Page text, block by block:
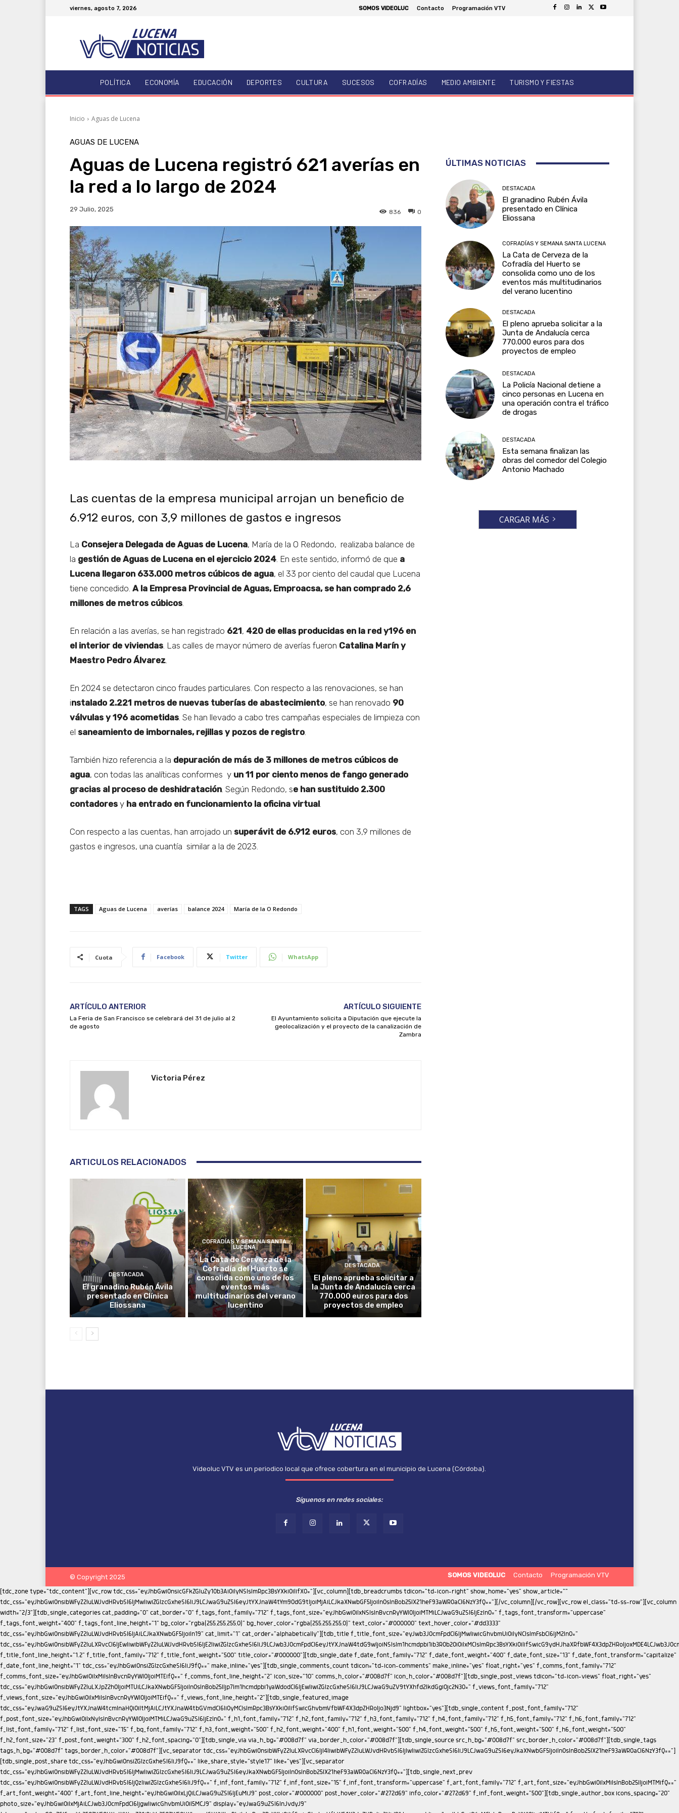
viernes, agosto 7, 2026 SOMOS VIDEOLUC Contacto Programación VTV
POLÍTICA ECONOMÍA EDUCACIÓN DEPORTES CULTURA SUCESOS COFRADÍAS MEDIO AMBIENTE TURISMO Y FIESTAS
Inicio Aguas de Lucena
AGUAS DE LUCENA
Aguas de Lucena registró 621 averías en
la red a lo largo de 2024
29 Julio, 2025 0
836
Las cuentas de la empresa municipal arrojan un beneficio de
6.912 euros, con 3,9 millones de gastos e ingresos
La Consejera Delegada de Aguas de Lucena, María de la O Redondo, realizaba balance de
la gestión de Aguas de Lucena en el ejercicio 2024 . En este sentido, informó de que a
Lucena llegaron 633.000 metros cúbicos de agua, el 33 por ciento del caudal que Lucena
tiene concedido. A la Empresa Provincial de Aguas, Emproacsa, se han comprado 2,6
millones de metros cúbicos
En relación a las averías, se han registrado 621, 420 de ellas producidas en la red y196 en
el interior de viviendas . Las calles de mayor número de averías fueron Catalina Marín y
Maestro Pedro Álvarez
En 2024 se detectaron cinco fraudes particulares. Con respecto a las renovaciones, se han
instalado 2.221 metros de nuevas tuberías de abastecimiento, se han renovado 90
válvulas y 196 acometidas . Se han llevado a cabo tres campañas especiales de limpieza con
el saneamiento de imbornales, rejillas y pozos de registro
También hizo referencia a la depuración de más de 3 millones de metros cúbicos de
agua, con todas las analíticas conformes y un 11 por ciento menos de fango generado
gracias al proceso de deshidratación . Según Redondo, se han sustituido 2.300
contadores y ha entrado en funcionamiento la oficina virtual
Con respecto a las cuentas, han arrojado un superávit de 6.912 euros, con 3,9 millones de
gastos e ingresos, una cuantía similar a la de 2023.
TAGS Aguas de Lucena averías balance 2024 María de la O Redondo
Cuota Facebook Twitter WhatsApp
ARTÍCULO ANTERIOR
La Feria de San Francisco se celebrará del 31 de julio al 2
de agosto
ARTÍCULO SIGUIENTE
El Ayuntamiento solicita a Diputación que ejecute la
geolocalización y el proyecto de la canalización de
Zambra
Victoria Pérez
ARTICULOS RELACIONADOS
DESTACADA
El granadino Rubén Ávila
presentado en Clínica
Eliossana
COFRADÍAS Y SEMANA SANTA
LUCENA
La Cata de Cerveza de la
Cofradía del Huerto se
consolida como uno de los
eventos más
multitudinarios del verano
lucentino
DESTACADA
El pleno aprueba solicitar a
la Junta de Andalucía cerca
770.000 euros para dos
proyectos de empleo
ÚLTIMAS NOTICIAS
DESTACADA
El granadino Rubén Ávila
presentado en Clínica
Eliossana
COFRADÍAS Y SEMANA SANTA LUCENA
La Cata de Cerveza de la
Cofradía del Huerto se
consolida como uno de los
eventos más multitudinarios
del verano lucentino
DESTACADA
El pleno aprueba solicitar a la
Junta de Andalucía cerca
770.000 euros para dos
proyectos de empleo
DESTACADA
La Policía Nacional detiene a
cinco personas en Lucena en
una operación contra el tráfico
de drogas
DESTACADA
Esta semana finalizan las
obras del comedor del Colegio
Antonio Machado
CARGAR MÁS
Videoluc VTV es un periodico local que ofrece cobertura en el municipio de Lucena (Córdoba).
Síguenos en redes sociales:
© Copyright 2025 SOMOS VIDEOLUC Contacto Programación VTV
[tdc_zone type="tdc_content"][vc_row tdc_css="eyJhbGwiOnsicGFkZGluZy10b3AiOiIyNSIsImRpc3BsYXkiOiIifX0="][vc_column][tdb_breadcrumbs tdicon="td-icon-right" show_home="yes" show_article="" tdc_css="eyJhbGwiOnsibWFyZ2luLWJvdHRvbSI6IjMwIiwiZGlzcGxheSI6IiJ9LCJwaG9uZSI6eyJtYXJnaW4tYm90dG9tIjoiMjAiLCJkaXNwbGF5IjoiIn0sInBob25lX21heF93aWR0aCI6NzY3fQ=="][/vc_column][/vc_row][vc_row el_class="td-ss-row"][vc_column width="2/3"][tdb_single_categories cat_padding="0" cat_border="0" f_tags_font_family="712" f_tags_font_size="eyJhbGwiOiIxNSIsInBvcnRyYWl0IjoiMTMiLCJwaG9uZSI6IjEzIn0=" f_tags_font_transform="uppercase" f_tags_font_weight="400" f_tags_font_line_height="1" bg_color="rgba(255,255,255,0)" bg_hover_color="rgba(255,255,255,0)" text_color="#000000" text_hover_color="#dd3333" tdc_css="eyJhbGwiOnsibWFyZ2luLWJvdHRvbSI6IjAiLCJkaXNwbGF5IjoiIn19" cat_limit="1" cat_order="alphabetically"][tdb_title f_title_font_size="eyJwb3J0cmFpdCI6IjMwIiwicGhvbmUiOiIyNCIsImFsbCI6IjM2In0=" tdc_css="eyJhbGwiOnsibWFyZ2luLXRvcCI6IjEwIiwibWFyZ2luLWJvdHRvbSI6IjE2IiwiZGlzcGxheSI6IiJ9LCJwb3J0cmFpdCI6eyJtYXJnaW4tdG9wIjoiNSIsIm1hcmdpbi1ib3R0b20iOiIxMCIsImRpc3BsYXkiOiIifSwicG9ydHJhaXRfbWF4X3dpZHRoIjoxMDE4LCJwb3J0cmFpdF9taW5fd2lkdGgiOjc2OCwicGhvbmUiOnsibWFyZ2luLXRvcCI6IjUiLCJtYXJnaW4tYm90dG9tIjoiMTAiLCJkaXNwbGF5IjoiIn0sInBob25lX21heF93aWR0aCI6NzY3fQ==" f_title_font_line_height="1.2" f_title_font_family="712" f_title_font_weight="500" title_color="#000000"][tdb_single_date f_date_font_family="712" f_date_font_weight="400" f_date_font_size="13" f_date_font_transform="capitalize" f_date_font_line_height="1" tdc_css="eyJhbGwiOnsiZGlzcGxheSI6IiJ9fQ==" make_inline="yes"][tdb_single_comments_count tdicon="td-icon-comments" make_inline="yes" float_right="yes" f_comms_font_family="712" f_comms_font_size="eyJhbGwiOiIxMiIsInBvcnRyYWl0IjoiMTEifQ==" f_comms_font_line_height="2" icon_size="10" comms_h_color="#008d7f" icon_h_color="#008d7f"][tdb_single_post_views tdicon="td-icon-views" float_right="yes" tdc_css="eyJhbGwiOnsibWFyZ2luLXJpZ2h0IjoiMTUiLCJkaXNwbGF5IjoiIn0sInBob25lIjp7Im1hcmdpbi1yaWdodCI6IjEwIiwiZGlzcGxheSI6IiJ9LCJwaG9uZV9tYXhfd2lkdGgiOjc2N30=" f_views_font_family="712" f_views_font_size="eyJhbGwiOiIxMiIsInBvcnRyYWl0IjoiMTEifQ==" f_views_font_line_height="2"][tdb_single_featured_image tdc_css="eyJwaG9uZSI6eyJtYXJnaW4tcmlnaHQiOiItMjAiLCJtYXJnaW4tbGVmdCI6Ii0yMCIsImRpc3BsYXkiOiIifSwicGhvbmVfbWF4X3dpZHRoIjo3Njd9" lightbox="yes"][tdb_single_content f_post_font_family="712" f_post_font_size="eyJhbGwiOiIxNyIsInBvcnRyYWl0IjoiMTMiLCJwaG9uZSI6IjEzIn0=" f_h1_font_family="712" f_h2_font_family="712" f_h3_font_family="712" f_h4_font_family="712" f_h5_font_family="712" f_h6_font_family="712" f_list_font_family="712" f_list_font_size="15" f_bq_font_family="712" f_h3_font_weight="500" f_h2_font_weight="400" f_h1_font_weight="500" f_h4_font_weight="500" f_h5_font_weight="500" f_h6_font_weight="500" f_h2_font_size="23" f_post_font_weight="300" f_h2_font_spacing="0"][tdb_single_via via_h_bg="#008d7f" via_border_h_color="#008d7f"][tdb_single_source src_h_bg="#008d7f" src_border_h_color="#008d7f"][tdb_single_tags tags_h_bg="#008d7f" tags_border_h_color="#008d7f"][vc_separator tdc_css="eyJhbGwiOnsibWFyZ2luLXRvcCI6IjI4IiwibWFyZ2luLWJvdHRvbSI6IjIwIiwiZGlzcGxheSI6IiJ9LCJwaG9uZSI6eyJkaXNwbGF5IjoiIn0sInBob25lX21heF93aWR0aCI6NzY3fQ=="][tdb_single_post_share tdc_css="eyJhbGwiOnsiZGlzcGxheSI6IiJ9fQ==" like_share_style="style17" like="yes"][vc_separator tdc_css="eyJhbGwiOnsibWFyZ2luLWJvdHRvbSI6IjMwIiwiZGlzcGxheSI6IiJ9LCJwaG9uZSI6eyJkaXNwbGF5IjoiIn0sInBob25lX21heF93aWR0aCI6NzY3fQ=="][tdb_single_next_prev tdc_css="eyJhbGwiOnsibWFyZ2luLWJvdHRvbSI6IjQzIiwiZGlzcGxheSI6IiJ9fQ==" f_inf_font_family="712" f_inf_font_size="15" f_inf_font_transform="uppercase" f_art_font_family="712" f_art_font_size="eyJhbGwiOiIxMiIsInBob25lIjoiMTMifQ==" f_art_font_weight="400" f_art_font_line_height="eyJhbGwiOiIxLjQiLCJwaG9uZSI6IjEuMiJ9" post_color="#000000" post_hover_color="#272d69" info_color="#272d69" f_inf_font_weight="500"][tdb_single_author_box icons_spacing="20" photo_size="eyJhbGwiOiIxMjAiLCJwb3J0cmFpdCI6IjgwIiwicGhvbmUiOiI5MCJ9" display="eyJwaG9uZSI6InJvdyJ9" tdc_css="eyJwaG9uZSI6eyJjb250ZW50LWgtYWxpZ24iOiJjb250ZW50LWhvcml6LWNlbnRlciIsImRpc3BsYXkiOiIifSwicGhvbmVfbWF4X3dpZHRoIjo3Njd9" box_padding="eyJhbGwiOiIyMCIsInBvcnRyYWl0IjoiMTUifQ==" f_auth_font_family="712" f_auth_font_weight="500" f_auth_font_size="eyJhbGwiOiIxNSIsInBvcnRyYWl0IjoiMTMifQ==" f_auth_font_line_height="1.2" f_url_font_family="712" f_url_font_size="11" f_url_font_weight="400" f_url_font_line_height="1" f_descr_font_family="712" f_descr_font_size="eyJhbGwiOiIxMyIsInBvcnRyYWl0IjoiMTEifQ==" f_descr_font_line_height="1.4" f_descr_font_weight="400" f_auth_font_transform="capitalize" photo_space="eyJhbGwiOiIyMCIsInBvcnRyYWl0IjoiMTUiLCJwaG9uZSI6IjIwIn0=" add_name_margin="eyJhbGwiOiI1cHggMCAxMHB4IDAiLCJwb3J0cmFpdCI6IjNweCAwIDhweCAwIn0="][td_flex_block_4 image_align="center" meta_info_align="bottom" color_overlay="eyJ0eXBlIjoiZ3JhZGllbnQiLCJjb2xvcjEiOiJyZ2JhKDAsMCwwLDApIiwiY29sb3IyIjoicmdiYSgwLDAsMCwwLjcpIiwibWl4ZWRDb2xvcnMiOlt7ImNvbG9yIjoicmdiYSgwLDAsMCwwLjMpIiwicGVyY2VudGFnZSI6MzV9LHsiY29sb3IiOiJyZ2JhKDAsMCwwLDApIiwicGVyY2VudGFnZSI6NTB9XSwiY3NzIjoiYmFja2dyb3VuZDogLXdlYmtpdC1saW5lYXItZ3JhZGllbnQoMGRlZyxyZ2JhKDAsMCwwLDAuNykscmdiYSgwLDAsMCwwLjMpIDM1JSxyZ2JhKDAsMCwwLDApIDUwJSxyZ2JhKDAsMCwwLDApKTtiYWNrZ3JvdW5kOiBsaW5lYXItZ3JhZGllbnQoMGRlZyxyZ2JhKDAsMCwwLDAuNykscmdiYSgwLDAsMCwwLjMpIDM1JSxyZ2JhKDAsMCwwLDApIDUwJSxyZ2JhKDAsMCwwLDApKTsiLCJjc3NQYXJhbXMiOiIwZGVnLHJnYmEoMCwwLDAsMC43KSxyZ2JhKDAsMCwwLDAuMykgMzUlLHJnYmEoMCwwLDAsMCkgNTAlLHJnYmEoMCwwLDAsMCkifQ==" image_margin="0" modules_on_row="33.33333333%" columns="33.33333333%" meta_info_align1="image" limit="3" modules_category="above" show_author2="none" show_date2="none" show_review2="none" show_com2="none" show_excerpt2="none" show_excerpt1="none" show_com1="none" show_review1="none" show_date1="none" show_author1="none" meta_info_horiz1="content-horiz-center" modules_space1="eyJhbGwiOiIwIiwicGhvbmUiOiIzIn0=" columns_gap="eyJhbGwiOiI1IiwicG9ydHJhaXQiOiIzIiwibGFuZHNjYXBlIjoiNCIsInBob25lIjoiMCJ9" image_height1="eyJhbGwiOiIxMjAiLCJwaG9uZSI6IjExMCJ9" meta_padding1="eyJhbGwiOiIxNXB4IDEwcHgiLCJwb3J0cmFpdCI6IjEwcHggNXB4IiwibGFuZHNjYXBlIjoiMTJweCA4cHgifQ==" art_title1="eyJhbGwiOiIxMHB4IDAgMCAwIiwicG9ydHJhaXQiOiI2cHggMCAwIDAiLCJsYW5kc2NhcGUiOiI4cHggMCAwIDAifQ==" cat_bg="rgba(255,255,255,0)" cat_bg_hover="rgba(255,255,255,0)" title_txt="#ffffff" all_underline_color1="" f_title1_font_family="712" f_title1_font_line_height="1.2" f_title1_font_size="eyJhbGwiOiIxNSIsInBvcnRyYWl0IjoiMTEiLCJwaG9uZSI6IjE3In0=" f_title1_font_weight="500" f_title1_font_transform="" f_cat1_font_transform="uppercase" f_cat1_font_size="eyJhbGwiOiIxMSIsInBob25lIjoiMTMifQ==" f_cat1_font_weight="500" f_cat1_font_family="712" modules_category_padding1="0" category_id="" ajax_pagination="next_prev" f_more_font_family="" f_more_font_transform="" f_more_font_weight="" sort="" tdc_css="eyJhbGwiOnsiZGlzcGxheSI6IiJ9LCJwb3J0cmFpdCI6eyJkaXNwbGF5IjoiIn0sInBvcnRyYWl0X21heF93aWR0aCI6MTAxOCwicG9ydHJhaXRfbWluX3dpZHRoIjo3NjgsInBob25lIjp7Im1hcmdpbi1ib3R0b20iOiI0MCIsImRpc3BsYXkiOiIifSwicGhvbmVfbWF4X3dpZHRoIjo3Njd9" custom_title="ARTICULOS RELACIONADOS" block_template_id="td_block_template_8" image_size="" cat_txt="#ffffff" border_color="#272d69" f_header_font_family="712" f_header_font_size="eyJhbGwiOiIxNyIsInBvcnRyYWl0IjoiMTUifQ==" f_header_font_transform="uppercase" f_header_font_weight="500" mix_type_h="color" mix_color_h="rgba(112,204,63,0.3)" pag_h_bg="#85c442" pag_h_border="#85c442" title_tag="h2"][tdb_single_comments block_template_id="td_block_template_8" border_color="#272d69" f_header_font_size="eyJhbGwiOiIxNyIsInBvcnRyYWl0IjoiMTUifQ==" f_header_font_weight="500" f_header_font_transform="uppercase" f_header_font_family="712" f_auth_font_family="712" f_auth_font_transform="capitalize" f_auth_font_weight="500" f_auth_font_size="eyJhbGwiOiIxNSIsInBvcnRyYWl0IjoiMTMifQ==" f_meta_font_family="712" f_meta_font_size="11" f_meta_font_weight="400" f_descr_font_family="712" f_descr_font_size="13" f_descr_font_weight="400" f_reply_font_family="712" f_reply_font_transform="uppercase" f_frm_title_font_family="712" f_frm_title_font_weight="500" f_frm_title_font_size="eyJhbGwiOiIxNSIsInBvcnRyYWl0IjoiMTMifQ==" f_frm_title_font_transform="uppercase" f_input_font_family="712" f_input_font_size="13" f_btn_font_family="712" f_btn_font_weight="400" f_btn_font_transform="uppercase" f_btn_font_size="13" f_agreement_font_family="712" f_agreement_font_size="13" f_agreement_font_weight="400" f_input_font_weight="400" f_reply_font_weight="400" f_agreement_font_line_height="1.2" auth_h_color="#272d69" reply_h_color="#000000" form_layout="1" tdc_css="eyJhbGwiOnsiZGlzcGxheSI6IiJ9fQ=="][/vc_column][vc_column width="1/3" is_sticky="yes"][td_block_ad_box spot_img_horiz="content-horiz-center" spot_id="sidebar"][vc_empty_space height="33px"][td_flex_block_1 modules_on_row="eyJwaG9uZSI6IjEwMCUifQ==" image_floated="float_left" image_width="30" image_height="100" show_btn="none" show_excerpt="none" modules_category="above" show_date="none" show_review="none" show_com="none" show_author="none" meta_padding="eyJhbGwiOiIwIDAgMCAxNXB4IiwicG9ydHJhaXQiOiIwIDAgMCAxMHB4In0=" art_title="eyJhbGwiOiI4cHggMCAwIDAiLCJwb3J0cmFpdCI6IjVweCAwIDAgMCJ9" f_title_font_family="712" f_title_font_size="eyJhbGwiOiIxNSIsInBvcnRyYWl0IjoiMTEifQ==" f_title_font_weight="400" f_title_font_line_height="1.2" title_txt="#000000" cat_bg="rgba(255,255,255,0)" cat_bg_hover="rgba(255,255,255,0)" f_cat_font_family="712" f_cat_font_transform="uppercase" f_cat_font_weight="400" f_cat_font_size="11" modules_category_padding="0" all_modules_space="eyJhbGwiOiIyNCIsInBvcnRyYWl0IjoiMTUiLCJsYW5kc2NhcGUiOiIyMCJ9" category_id="" ajax_pagination="load_more" sort="" title_txt_hover="#272d69" tdc_css="eyJwaG9uZSI6eyJtYXJnaW4tYm90dG9tIjoiNDAiLCJkaXNwbGF5IjoiIn0sInBob25lX21heF93aWR0aCI6NzY3LCJhbGwiOnsiZGlzcGxheSI6IiJ9LCJwb3J0cmFpdCI6eyJ